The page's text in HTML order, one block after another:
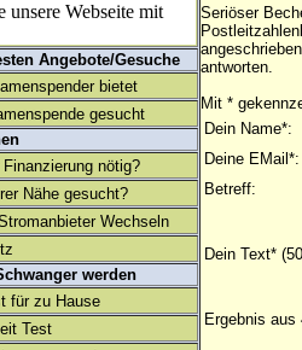
unsere Webseite mit
Angebote/Gesuche
bietet
gesucht
nötig?
Nähe gesucht?
Wechseln
werden
für zu Hause
Test
Seriöser
antworten.
Mit *
Dein Name*:
Deine EMail*:
Betreff:
Dein Text*
Ergebnis aus